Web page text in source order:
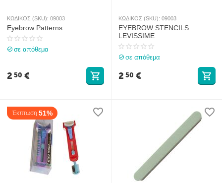
ΚΩΔΙΚΟΣ (SKU): 09003
Eyebrow Patterns
σε απόθεμα
2 50 €
ΚΩΔΙΚΟΣ (SKU): 09003
EYEBROW STENCILS
LEVISSIME
σε απόθεμα
2 50 €
Έκπτωση 51%